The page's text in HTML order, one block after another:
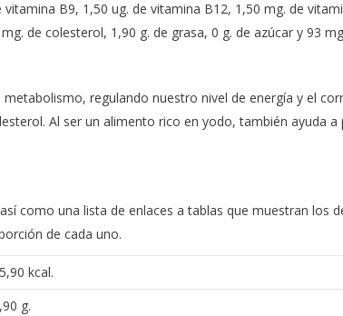
B9, 1,50 ug. de vitamina B12, 1,50 mg. de
de colesterol, 1,90 g. de grasa, 0 g. de azúcar y 93
regulando nuestro nivel de energía y el
Al ser un alimento rico en yodo, también ayuda
como una lista de enlaces a tablas que muestran los
de cada uno.
kcal.
g.